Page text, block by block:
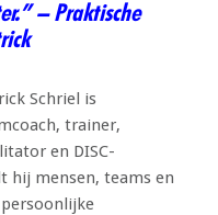
– Praktische
Schriel is
trainer,
en DISC-
hij mensen, teams en